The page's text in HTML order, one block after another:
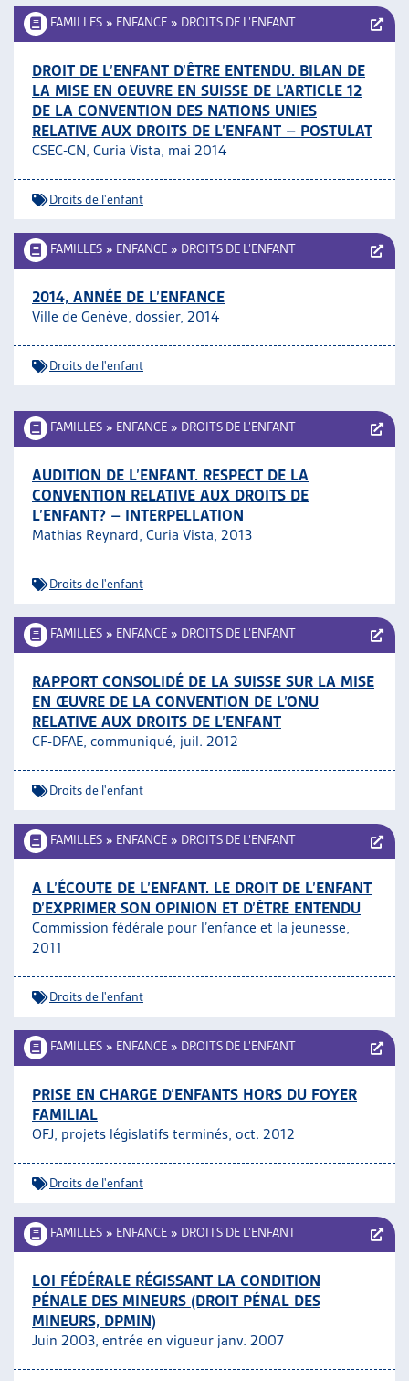
FAMILLES » ENFANCE » DROITS DE L’ENFANT
DROIT DE L’ENFANT D’ÊTRE ENTENDU. BILAN DE
LA MISE EN OEUVRE EN SUISSE DE L’ARTICLE 12
DE LA CONVENTION DES NATIONS UNIES
RELATIVE AUX DROITS DE L’ENFANT – POSTULAT
CSEC-CN, Curia Vista, mai 2014
Droits de l'enfant
FAMILLES » ENFANCE » DROITS DE L’ENFANT
2014, ANNÉE DE L’ENFANCE
Ville de Genève, dossier, 2014
Droits de l'enfant
FAMILLES » ENFANCE » DROITS DE L’ENFANT
AUDITION DE L’ENFANT. RESPECT DE LA
CONVENTION RELATIVE AUX DROITS DE
L’ENFANT? – INTERPELLATION
Mathias Reynard, Curia Vista, 2013
Droits de l'enfant
FAMILLES » ENFANCE » DROITS DE L’ENFANT
RAPPORT CONSOLIDÉ DE LA SUISSE SUR LA MISE
EN ŒUVRE DE LA CONVENTION DE L’ONU
RELATIVE AUX DROITS DE L’ENFANT
CF-DFAE, communiqué, juil. 2012
Droits de l'enfant
FAMILLES » ENFANCE » DROITS DE L’ENFANT
A L’ÉCOUTE DE L’ENFANT. LE DROIT DE L’ENFANT
D’EXPRIMER SON OPINION ET D’ÊTRE ENTENDU
Commission fédérale pour l’enfance et la jeunesse,
2011
Droits de l'enfant
FAMILLES » ENFANCE » DROITS DE L’ENFANT
PRISE EN CHARGE D’ENFANTS HORS DU FOYER
FAMILIAL
OFJ, projets législatifs terminés, oct. 2012
Droits de l'enfant
FAMILLES » ENFANCE » DROITS DE L’ENFANT
LOI FÉDÉRALE RÉGISSANT LA CONDITION
PÉNALE DES MINEURS (DROIT PÉNAL DES
MINEURS, DPMIN)
Juin 2003, entrée en vigueur janv. 2007